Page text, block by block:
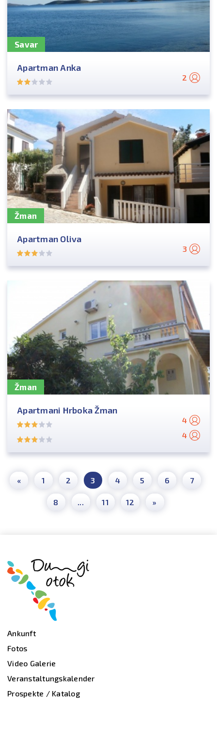
Savar
Apartman Anka
2
Žman
Apartman Oliva
3
Žman
Apartmani Hrboka Žman
4
4
« 1 2 3 4 5 6 7
8 ... 11 12 »
Ankunft
Fotos
Video Galerie
Veranstaltungskalender
Prospekte / Katalog